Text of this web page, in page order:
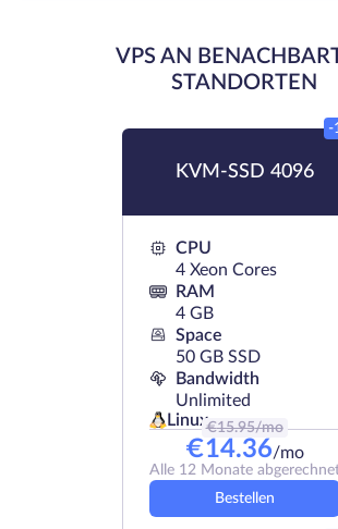
VPS AN
STANDORTEN
KVM-SSD 4096
-
CPU
4 Xeon Cores
RAM
4 GB
Space
50 GB SSD
Bandwidth
Unlimited
Linux€15.95/mo
€14.36/mo
Alle 12 Monate
Bestellen